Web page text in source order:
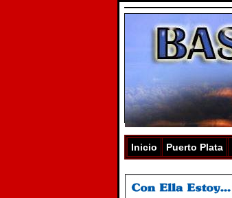
Inicio Puerto Plata